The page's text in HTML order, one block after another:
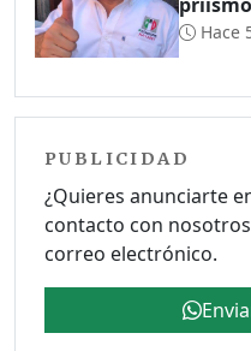
Hace
PUBLICIDAD
¿Quieres anunciarte
contacto con
correo electrónico.